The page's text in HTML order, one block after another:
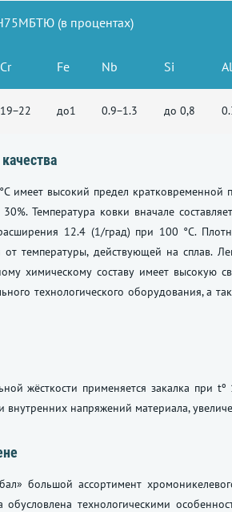
(в процентах)
Cr Fe Nb Si Al
19−22 до1 0.9−1.3 до 0,8
высокий предел кратковременной
Температура ковки вначале
12.4 (1/град) при 100 °C.
от температуры, действующей на сплав.
химическому составу имеет высокую
технологического оборудования, а
жёсткости применяется закалка
внутренних напряжений материала,
большой ассортимент
технологическими